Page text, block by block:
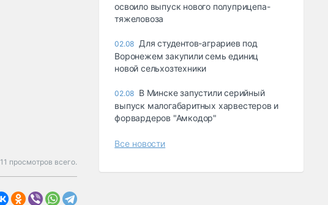
11 просмотров всего.
освоило выпуск нового полуприцепа-
тяжеловоза
02.08 Для студентов-аграриев под
Воронежем закупили семь единиц
новой сельхозтехники
02.08 В Минске запустили серийный
выпуск малогабаритных харвестеров и
форвардеров "Амкодор"
Все новости